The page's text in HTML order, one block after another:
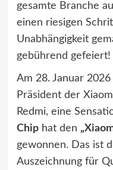
gesamte Branche
einen riesigen
Unabhängigkeit
gebührend gefeiert!
Am 28. Januar
Präsident der
Redmi, eine
Chiphat den
gewonnen. Das ist
Auszeichnung für